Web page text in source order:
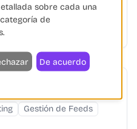
Artificial
Gestión de Feeds
sobre cada una
de
De acuerdo